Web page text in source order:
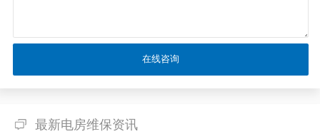
最新电房维保资讯